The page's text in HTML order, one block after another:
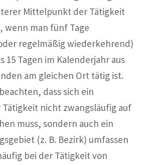
Mittelpunkt der Tätigkeit
man fünf Tage
regelmäßig wiederkehrend)
15 Tagen im Kalenderjahr aus
am gleichen Ort tätig ist.
dass sich ein
nicht zwangsläufig auf
muss, sondern auch ein
(z. B. Bezirk) umfassen
bei der Tätigkeit von